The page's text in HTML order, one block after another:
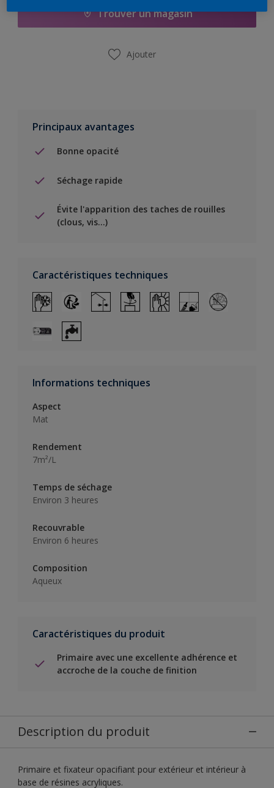
Trouver un magasin
Ajouter
Principaux avantages
Bonne opacité
Séchage rapide
Évite l'apparition des taches de rouilles
(clous, vis…)
Caractéristiques techniques
Informations techniques
Aspect
Mat
Rendement
7m²/L
Temps de séchage
Environ 3 heures
Recouvrable
Environ 6 heures
Composition
Aqueux
Caractéristiques du produit
Primaire avec une excellente adhérence et
accroche de la couche de finition
Description du produit
Primaire et fixateur opacifiant pour extérieur et intérieur à
base de résines acryliques.